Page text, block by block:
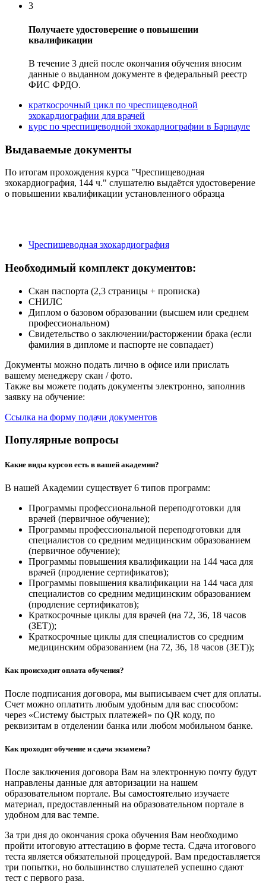
3
Получаете удостоверение о повышении
квалификации
В течение 3 дней после окончания обучения вносим
данные о выданном документе в федеральный реестр
ФИС ФРДО.
краткосрочный цикл по чреспищеводной
эхокардиографии для врачей
курс по чреспищеводной эхокардиографии в Барнауле
Выдаваемые документы
По итогам прохождения курса "Чреспищеводная
эхокардиография, 144 ч." слушателю выдаётся удостоверение
о повышении квалификации установленного образца
Чреспищеводная эхокардиография
Необходимый комплект документов:
Скан паспорта (2,3 страницы + прописка)
СНИЛС
Диплом о базовом образовании (высшем или среднем
профессиональном)
Свидетельство о заключении/расторжении брака (если
фамилия в дипломе и паспорте не совпадает)
Документы можно подать лично в офисе или прислать
вашему менеджеру скан / фото.
Также вы можете подать документы электронно, заполнив
заявку на обучение:
Ссылка на форму подачи документов
Популярные вопросы
Какие виды курсов есть в вашей академии?
В нашей Академии существует 6 типов программ:
Программы профессиональной переподготовки для
врачей (первичное обучение);
Программы профессиональной переподготовки для
специалистов со средним медицинским образованием
(первичное обучение);
Программы повышения квалификации на 144 часа для
врачей (продление сертификатов);
Программы повышения квалификации на 144 часа для
специалистов со средним медицинским образованием
(продление сертификатов);
Краткосрочные циклы для врачей (на 72, 36, 18 часов
(ЗЕТ));
Краткосрочные циклы для специалистов со средним
медицинским образованием (на 72, 36, 18 часов (ЗЕТ));
Как происходит оплата обучения?
После подписания договора, мы выписываем счет для оплаты.
Счет можно оплатить любым удобным для вас способом:
через «Систему быстрых платежей» по QR коду, по
реквизитам в отделении банка или любом мобильном банке.
Как проходит обучение и сдача экзамена?
После заключения договора Вам на электронную почту будут
направлены данные для авторизации на нашем
образовательном портале. Вы самостоятельно изучаете
материал, предоставленный на образовательном портале в
удобном для вас темпе.
За три дня до окончания срока обучения Вам необходимо
пройти итоговую аттестацию в форме теста. Сдача итогового
теста является обязательной процедурой. Вам предоставляется
три попытки, но большинство слушателей успешно сдают
тест с первого раза.